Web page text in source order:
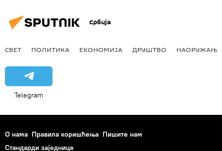
Србија
СВЕТ ПОЛИТИКА ЕКОНОМИЈА ДРУШТВО НАОРУЖАЊЕ
Telegram
О нама Правила коришћења Пишите нам
Стандарди заједнице